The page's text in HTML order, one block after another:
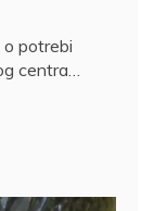
o potrebi
centra…